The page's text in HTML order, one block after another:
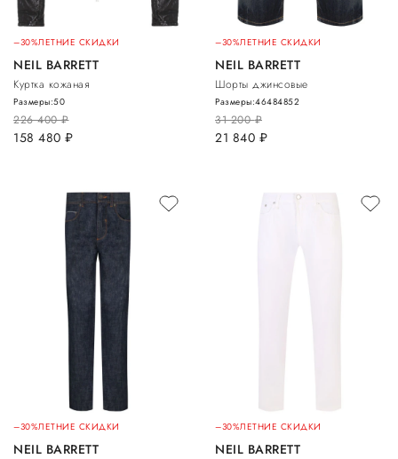
–30%ЛЕТНИЕ СКИДКИ
NEIL BARRETT
Куртка кожаная
226 400руб.
158 480 руб.
Размеры:50
–30%ЛЕТНИЕ СКИДКИ
NEIL BARRETT
Шорты джинсовые
31 200руб.
21 840 руб.
Размеры:46484852
–30%ЛЕТНИЕ СКИДКИ
NEIL BARRETT
–30%ЛЕТНИЕ СКИДКИ
NEIL BARRETT